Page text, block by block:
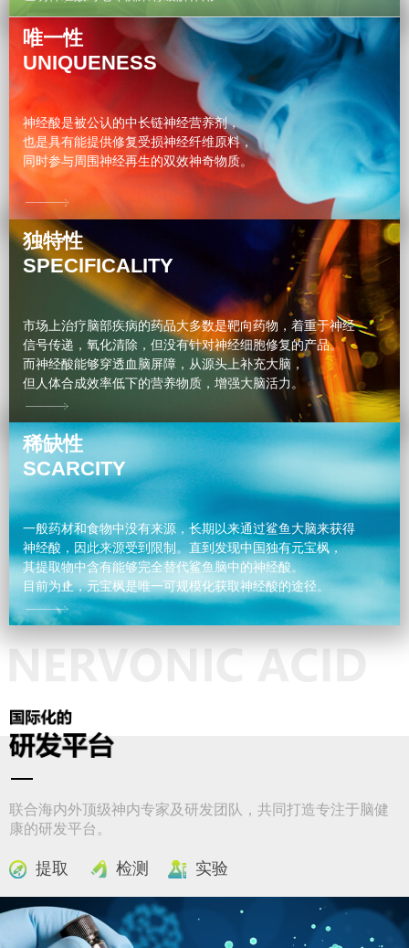
唯一性
UNIQUENESS
神经酸是被公认的中长链神经营养剂，
也是具有能提供修复受损神经纤维原料，
同时参与周围神经再生的双效神奇物质。
独特性
SPECIFICALITY
市场上治疗脑部疾病的药品大多数是靶向药物，着重于神经
信号传递，氧化清除，但没有针对神经细胞修复的产品。
而神经酸能够穿透血脑屏障，从源头上补充大脑，
但人体合成效率低下的营养物质，增强大脑活力。
稀缺性
SCARCITY
一般药材和食物中没有来源，长期以来通过鲨鱼大脑来获得
神经酸，因此来源受到限制。直到发现中国独有元宝枫，
其提取物中含有能够完全替代鲨鱼脑中的神经酸。
目前为止，元宝枫是唯一可规模化获取神经酸的途径。
联合海内外顶级神内专家及研发团队，共同打造专注于脑健
康的研发平台。
提取 检测 实验